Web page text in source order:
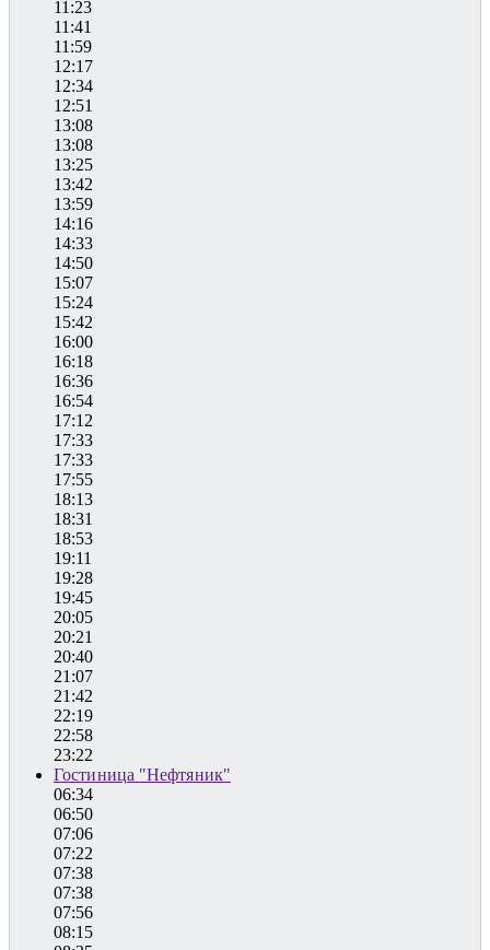
11:23
11:41
11:59
12:17
12:34
12:51
13:08
13:08
13:25
13:42
13:59
14:16
14:33
14:50
15:07
15:24
15:42
16:00
16:18
16:36
16:54
17:12
17:33
17:33
17:55
18:13
18:31
18:53
19:11
19:28
19:45
20:05
20:21
20:40
21:07
21:42
22:19
22:58
23:22
Гостиница "Нефтяник"
06:34
06:50
07:06
07:22
07:38
07:38
07:56
08:15